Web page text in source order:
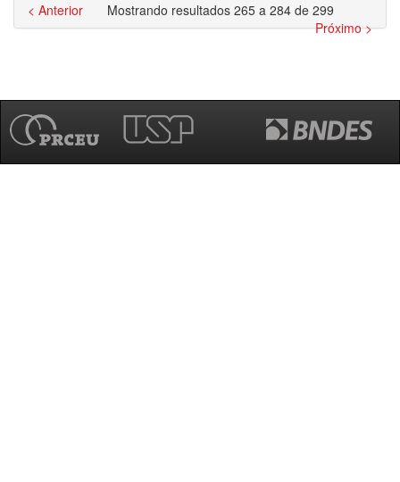
Mostrando resultados 265 a 284 de 299
< Anterior
Próximo >